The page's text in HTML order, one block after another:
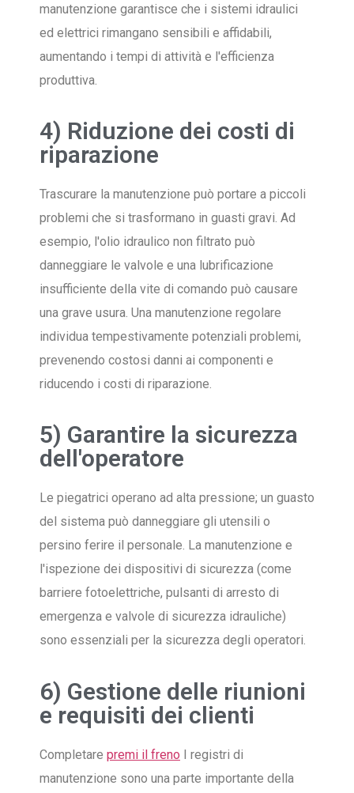
manutenzione garantisce che i sistemi idraulici
ed elettrici rimangano sensibili e affidabili,
aumentando i tempi di attività e l'efficienza
produttiva.
4) Riduzione dei costi di
riparazione
Trascurare la manutenzione può portare a piccoli
problemi che si trasformano in guasti gravi. Ad
esempio, l'olio idraulico non filtrato può
danneggiare le valvole e una lubrificazione
insufficiente della vite di comando può causare
una grave usura. Una manutenzione regolare
individua tempestivamente potenziali problemi,
prevenendo costosi danni ai componenti e
riducendo i costi di riparazione.
5) Garantire la sicurezza
dell'operatore
Le piegatrici operano ad alta pressione; un guasto
del sistema può danneggiare gli utensili o
persino ferire il personale. La manutenzione e
l'ispezione dei dispositivi di sicurezza (come
barriere fotoelettriche, pulsanti di arresto di
emergenza e valvole di sicurezza idrauliche)
sono essenziali per la sicurezza degli operatori.
6) Gestione delle riunioni
e requisiti dei clienti
Completare premi il freno I registri di
manutenzione sono una parte importante della